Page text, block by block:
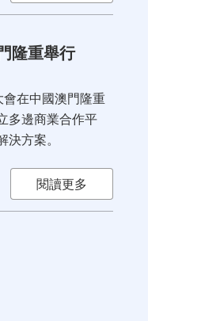
隆重舉行
會在中國澳門隆重
多邊商業合作平
方案。
閱讀更多